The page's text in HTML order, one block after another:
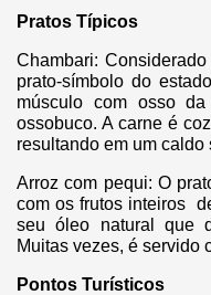
Pratos Típicos
Chambari:
prato-símbolo do
músculo com osso
ossobuco. A carne é
resultando em um caldo
Arroz com pequi: O
com os frutos inteiros
seu óleo natural que
Muitas vezes, é servido
Pontos Turísticos